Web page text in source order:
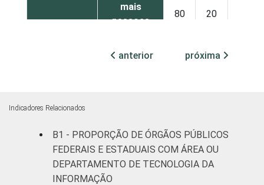
mais
pessoas
80 20
Respostas múltiplas e estimuladas. Dados
anterior próxima
Indicadores Relacionados
B1 - PROPORÇÃO DE ÓRGÃOS PÚBLICOS
FEDERAIS E ESTADUAIS COM ÁREA OU
DEPARTAMENTO DE TECNOLOGIA DA
INFORMAÇÃO